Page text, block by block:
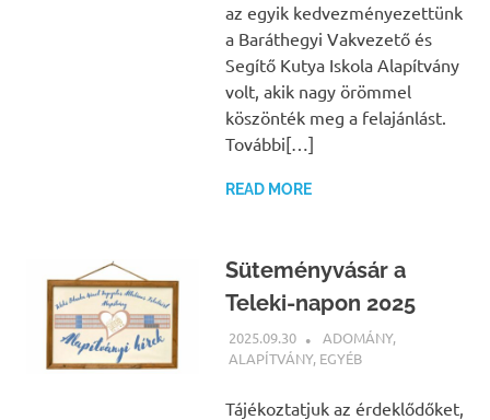
az egyik kedvezményezettünk
a Baráthegyi Vakvezető és
Segítő Kutya Iskola Alapítvány
volt, akik nagy örömmel
köszönték meg a felajánlást.
További[…]
READ MORE
Süteményvásár a
Teleki-napon 2025
2025.09.30 BÁRTFAI JUDIT
ADOMÁNY,
ALAPÍTVÁNY, EGYÉB
Tájékoztatjuk az érdeklődőket,